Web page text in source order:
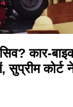
कार-
कोर्ट